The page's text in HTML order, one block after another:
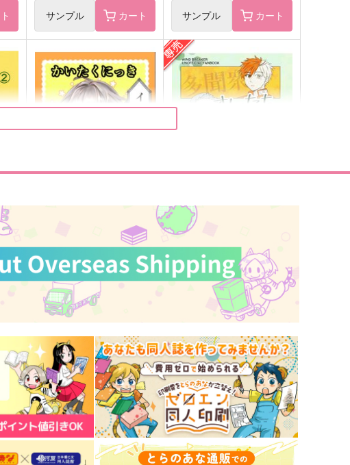
13 Sweets! : Thirteen Sweet
s
アタシのイイナヅケ
彩奏
572
サンプル カート サンプル カート
っ
かいたくにっき１＋２(再録
集)
ちーむにくきゅう！
847円（税込）
崩壊：スターレイル
オールキャラ
サンプル カート
オレたち なかよし １年
生！
よせなべ
944円（税込）
WIND BREAKER オールキャラ
サンプル カート